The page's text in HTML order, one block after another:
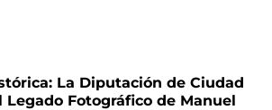
La Diputación de Ciudad
Legado Fotográfico de Manuel